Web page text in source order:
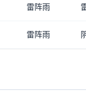
雷阵雨
雷阵雨